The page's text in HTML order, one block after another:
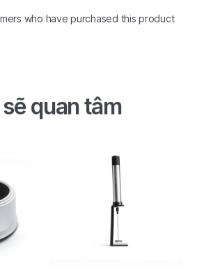
who have purchased this product
quan tâm